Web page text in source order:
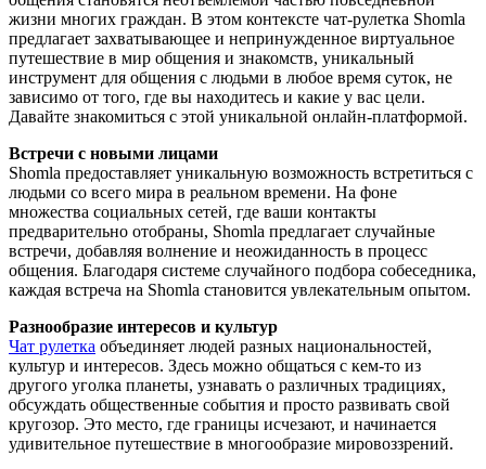
жизни многих граждан. В этом контексте чат-рулетка Shomla
предлагает захватывающее и непринужденное виртуальное
путешествие в мир общения и знакомств, уникальный
инструмент для общения с людьми в любое время суток, не
зависимо от того, где вы находитесь и какие у вас цели.
Давайте знакомиться с этой уникальной онлайн-платформой.
Встречи с новыми лицами
Shomla предоставляет уникальную возможность встретиться с
людьми со всего мира в реальном времени. На фоне
множества социальных сетей, где ваши контакты
предварительно отобраны, Shomla предлагает случайные
встречи, добавляя волнение и неожиданность в процесс
общения. Благодаря системе случайного подбора собеседника,
каждая встреча на Shomla становится увлекательным опытом.
Разнообразие интересов и культур
Чат рулетка объединяет людей разных национальностей,
культур и интересов. Здесь можно общаться с кем-то из
другого уголка планеты, узнавать о различных традициях,
обсуждать общественные события и просто развивать свой
кругозор. Это место, где границы исчезают, и начинается
удивительное путешествие в многообразие мировоззрений.